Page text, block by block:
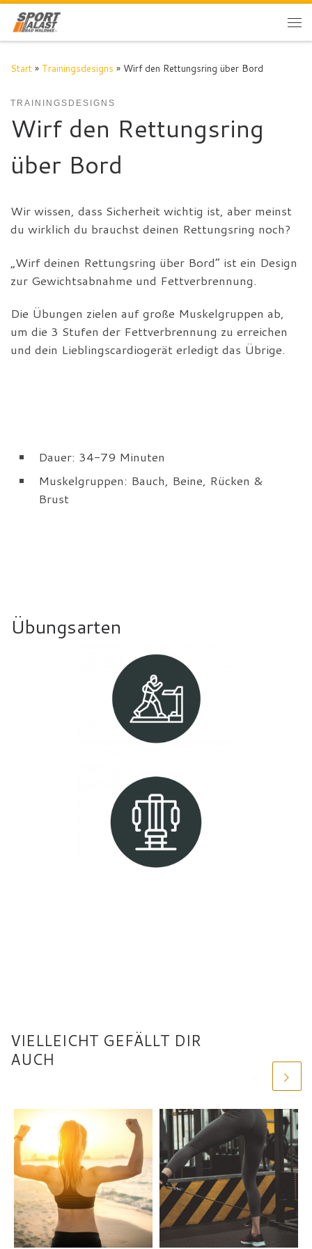
Zum Inhalt springen
Start » Trainingsdesigns » Wirf den Rettungsring über Bord
TRAININGSDESIGNS
Wirf den Rettungsring
über Bord
Wir wissen, dass Sicherheit wichtig ist, aber meinst
du wirklich du brauchst deinen Rettungsring noch?
„Wirf deinen Rettungsring über Bord“ ist ein Design
zur Gewichtsabnahme und Fettverbrennung.
Die Übungen zielen auf große Muskelgruppen ab,
um die 3 Stufen der Fettverbrennung zu erreichen
und dein Lieblingscardiogerät erledigt das Übrige.
Dauer: 34-79 Minuten
Muskelgruppen: Bauch, Beine, Rücken &
Brust
Übungsarten
VIELLEICHT GEFÄLLT DIR
AUCH